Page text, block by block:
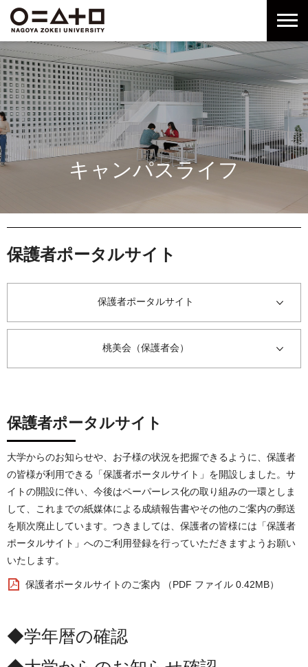
ー
バ
ル
ナ
ビ
ゲ
ー
シ
へ
へ
カ
ル
ナ
ビ
ゲ
ー
シ
ョ
タ
ー
へ
キャンパスライフ
保護者ポータルサイト
保護者ポータルサイト
桃美会（保護者会）
保護者ポータルサイト
大学からのお知らせや、お子様の状況を把握できるように、保護者
の皆様が利用できる「保護者ポータルサイト」を開設しました。サ
イトの開設に伴い、今後はペーパーレス化の取り組みの一環としま
して、これまでの紙媒体による成績報告書やその他のご案内の郵送
を順次廃止しています。つきましては、保護者の皆様には「保護者
ポータルサイト」へのご利用登録を行っていただきますようお願い
いたします。
保護者ポータルサイトのご案内 （PDF ファイル 0.42MB）
◆学年暦の確認